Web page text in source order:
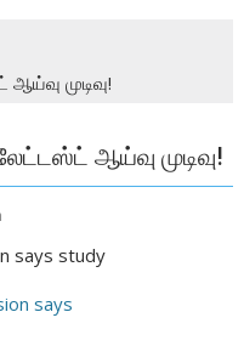
முடிவு!
ஆய்வு முடிவு!
says study